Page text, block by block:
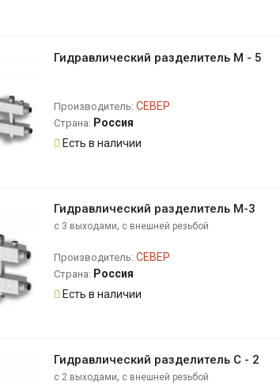
Гидравлический разделитель М - 5
Производитель: СЕВЕР
Страна: Россия
Есть в наличии
Гидравлический разделитель М-3
с 3 выходами, с внешней резьбой
Производитель: СЕВЕР
Страна: Россия
Есть в наличии
Гидравлический разделитель С - 2
с 2 выходами, с внешней резьбой